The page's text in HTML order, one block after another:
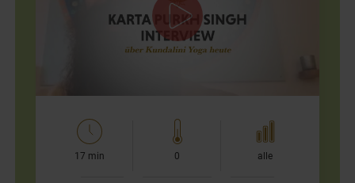
17 min 0 alle